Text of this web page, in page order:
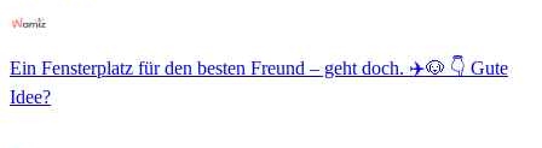
Ein Fensterplatz für den besten Freund – geht doch. ✈️🐶 👇 Gute
Idee?